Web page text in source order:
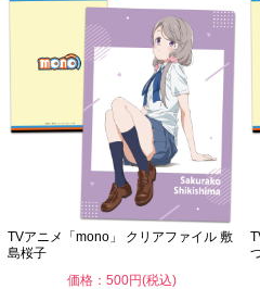
TVアニメ「mono」 クリアファイル 敷
島桜子
価格：500円(税込)